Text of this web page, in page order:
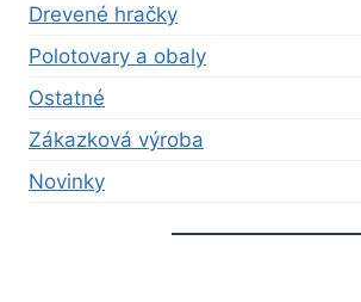
Drevené hračky
Polotovary a obaly
Ostatné
Zákazková výroba
Novinky